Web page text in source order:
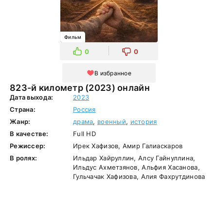
823-й километр (2023) онлайн
Фильм
0 0
В избранное
Дата выхода:
2023
Страна:
Россия
Жанр:
драма, военный, история
В качестве:
Full HD
Режиссер:
Ирек Хафизов, Амир Галиаскаров
В ролях:
Ильдар Хайруллин, Алсу Гайнуллина,
Ильдус Ахметзянов, Альфия Хасанова,
Гульчачак Хафизова, Алия Фахрутдинова